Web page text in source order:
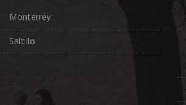
Monterrey
Saltillo